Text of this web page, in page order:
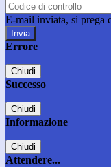
E-mail inviata, si prega
Errore
Chiudi
Successo
Chiudi
Informazione
Chiudi
Attendere...